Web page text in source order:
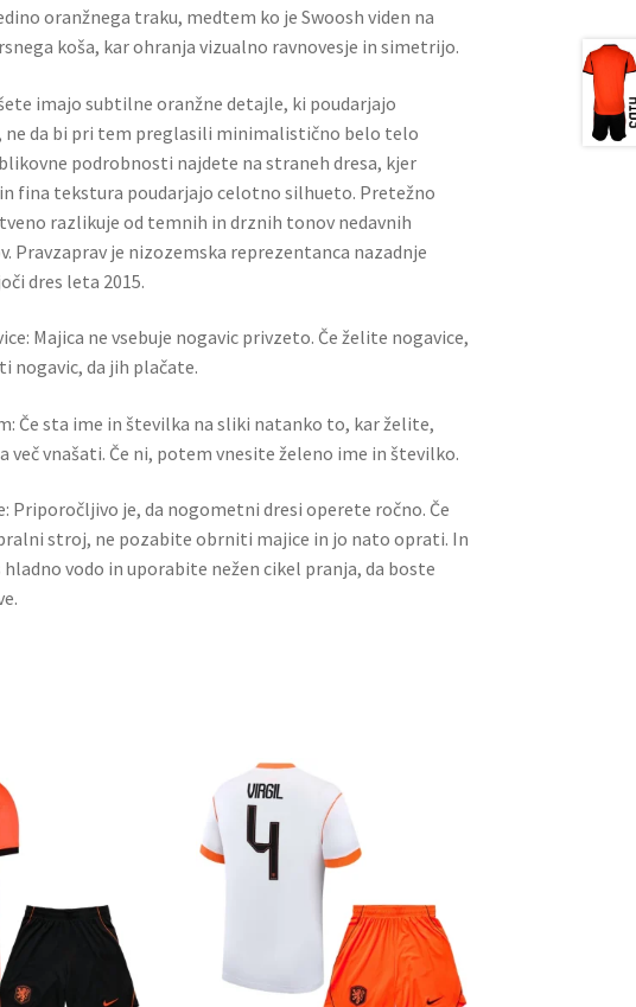
oranžnega traku, medtem ko je Swoosh viden na
koša, kar ohranja vizualno ravnovesje in simetrijo.
imajo subtilne oranžne detajle, ki poudarjajo
da bi pri tem preglasili minimalistično belo telo
podrobnosti najdete na straneh dresa, kjer
fina tekstura poudarjajo celotno silhueto. Pretežno
razlikuje od temnih in drznih tonov nedavnih
Pravzaprav je nizozemska reprezentanca nazadnje
dres leta 2015.
Majica ne vsebuje nogavic privzeto. Če želite nogavice,
nogavic, da jih plačate.
Če sta ime in številka na sliki natanko to, kar želite,
več vnašati. Če ni, potem vnesite želeno ime in številko.
Priporočljivo je, da nogometni dresi operete ročno. Če
stroj, ne pozabite obrniti majice in jo nato oprati. In
vodo in uporabite nežen cikel pranja, da boste